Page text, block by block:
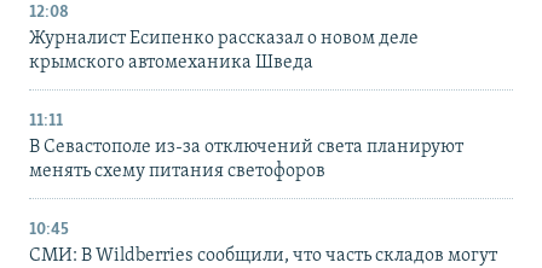
12:08
Журналист Есипенко рассказал о новом деле
крымского автомеханика Шведа
11:11
В Севастополе из-за отключений света планируют
менять схему питания светофоров
10:45
СМИ: В Wildberries сообщили, что часть складов могут